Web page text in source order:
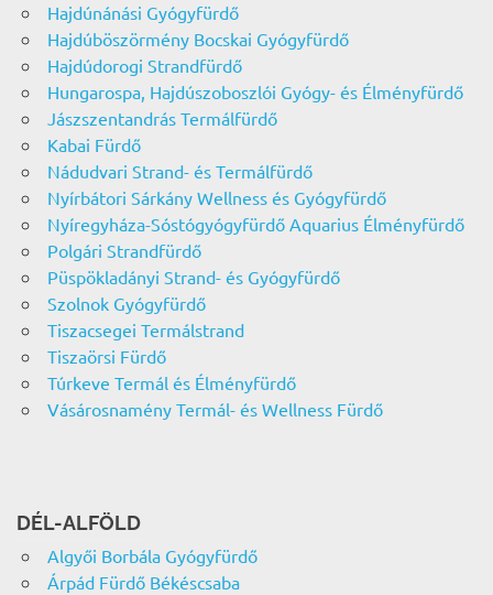
Hajdúnánási Gyógyfürdő
Hajdúböszörmény Bocskai Gyógyfürdő
Hajdúdorogi Strandfürdő
Hungarospa, Hajdúszoboszlói Gyógy- és Élményfürdő
Jászszentandrás Termálfürdő
Kabai Fürdő
Nádudvari Strand- és Termálfürdő
Nyírbátori Sárkány Wellness és Gyógyfürdő
Nyíregyháza-Sóstógyógyfürdő Aquarius Élményfürdő
Polgári Strandfürdő
Püspökladányi Strand- és Gyógyfürdő
Szolnok Gyógyfürdő
Tiszacsegei Termálstrand
Tiszaörsi Fürdő
Túrkeve Termál és Élményfürdő
Vásárosnamény Termál- és Wellness Fürdő
DÉL-ALFÖLD
Algyői Borbála Gyógyfürdő
Árpád Fürdő Békéscsaba